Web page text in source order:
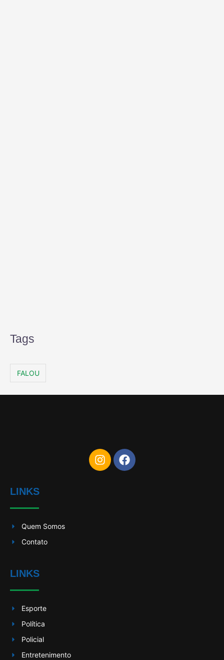
Tags
FALOU
LINKS
Quem Somos
Contato
LINKS
Esporte
Política
Policial
Entretenimento